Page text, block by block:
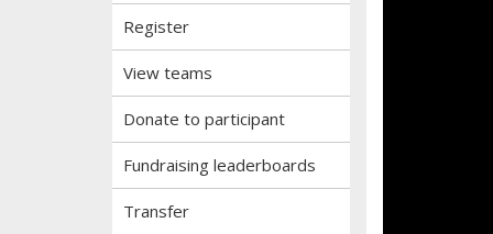
Register
View teams
Donate to participant
Fundraising leaderboards
Transfer